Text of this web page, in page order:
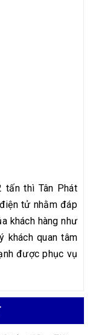
tấn thì Tân Phát
tử nhằm đáp
khách hàng như
khách quan tâm
được phục vụ